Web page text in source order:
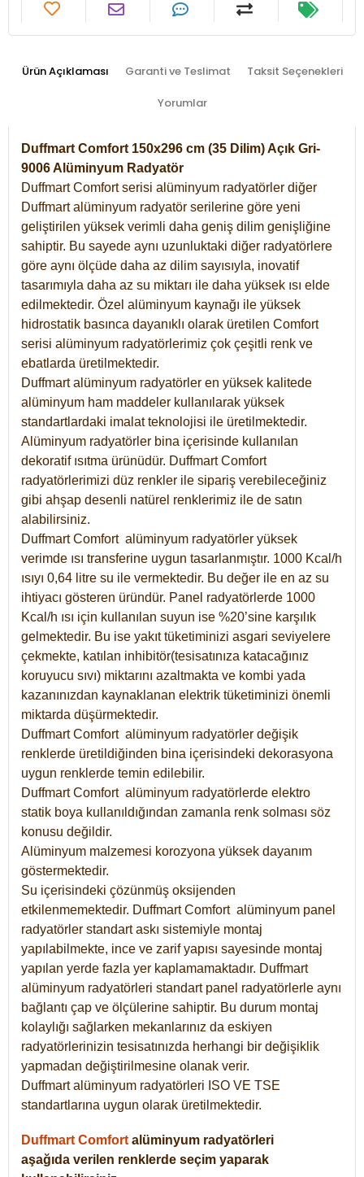
Ürün Açıklaması Garanti ve Teslimat Taksit Seçenekleri
Yorumlar
Duffmart Comfort 150x296 cm (35 Dilim) Açık Gri-
9006 Alüminyum Radyatör
Duffmart Comfort serisi alüminyum radyatörler diğer
Duffmart alüminyum radyatör serilerine göre yeni
geliştirilen yüksek verimli daha geniş dilim genişliğine
sahiptir. Bu sayede aynı uzunluktaki diğer radyatörlere
göre aynı ölçüde daha az dilim sayısıyla, inovatif
tasarımıyla daha az su miktarı ile daha yüksek ısı elde
edilmektedir. Özel alüminyum kaynağı ile yüksek
hidrostatik basınca dayanıklı olarak üretilen Comfort
serisi alüminyum radyatörlerimiz çok çeşitli renk ve
ebatlarda üretilmektedir.
Duffmart alüminyum radyatörler en yüksek kalitede
alüminyum ham maddeler kullanılarak yüksek
standartlardaki imalat teknolojisi ile üretilmektedir.
Alüminyum radyatörler bina içerisinde kullanılan
dekoratif ısıtma ürünüdür. Duffmart Comfort
radyatörlerimizi düz renkler ile sipariş verebileceğiniz
gibi ahşap desenli natürel renklerimiz ile de satın
alabilirsiniz.
Duffmart Comfort alüminyum radyatörler yüksek
verimde ısı transferine uygun tasarlanmıştır. 1000 Kcal/h
ısıyı 0,64 litre su ile vermektedir. Bu değer ile en az su
ihtiyacı gösteren üründür. Panel radyatörlerde 1000
Kcal/h ısı için kullanılan suyun ise %20’sine karşılık
gelmektedir. Bu ise yakıt tüketiminizi asgari seviyelere
çekmekte, katılan inhibitör(tesisatınıza katacağınız
koruyucu sıvı) miktarını azaltmakta ve kombi yada
kazanınızdan kaynaklanan elektrik tüketiminizi önemli
miktarda düşürmektedir.
Duffmart Comfort alüminyum radyatörler değişik
renklerde üretildiğinden bina içerisindeki dekorasyona
uygun renklerde temin edilebilir.
DuffmartComfort alüminyum radyatörlerde elektro
statik boya kullanıldığından zamanla renk solması söz
konusu değildir.
Alüminyum malzemesi korozyona yüksek dayanım
göstermektedir.
Su içerisindeki çözünmüş oksijenden
etkilenmemektedir. DuffmartComfort alüminyum panel
radyatörler standart askı sistemiyle montaj
yapılabilmekte, ince ve zarif yapısı sayesinde montaj
yapılan yerde fazla yer kaplamamaktadır. Duffmart
alüminyum radyatörleri standart panel radyatörlerle aynı
bağlantı çap ve ölçülerine sahiptir. Bu durum montaj
kolaylığı sağlarken mekanlarınız da eskiyen
radyatörlerinizin tesisatınızda herhangi bir değişiklik
yapmadan değiştirilmesine olanak verir.
Duffmart alüminyum radyatörleri ISO VE TSE
standartlarına uygun olarak üretilmektedir.
Duffmart Comfort alüminyum radyatörleri
aşağıda verilen renklerde seçim yaparak